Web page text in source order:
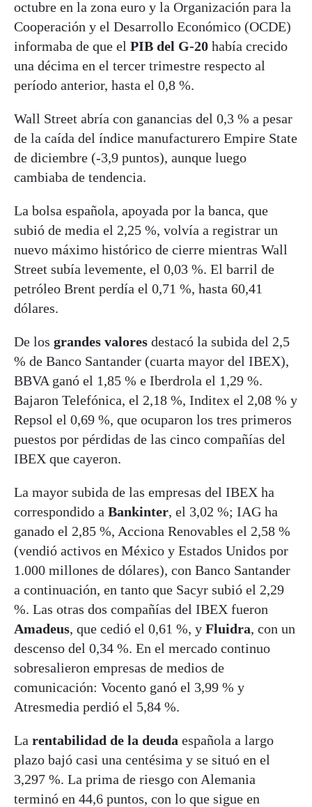
octubre en la zona euro y la Organización para la
Cooperación y el Desarrollo Económico (OCDE)
informaba de que el PIB del G-20 había crecido
una décima en el tercer trimestre respecto al
período anterior, hasta el 0,8 %.
Wall Street abría con ganancias del 0,3 % a pesar
de la caída del índice manufacturero Empire State
de diciembre (-3,9 puntos), aunque luego
cambiaba de tendencia.
La bolsa española, apoyada por la banca, que
subió de media el 2,25 %, volvía a registrar un
nuevo máximo histórico de cierre mientras Wall
Street subía levemente, el 0,03 %. El barril de
petróleo Brent perdía el 0,71 %, hasta 60,41
dólares.
De los grandes valores destacó la subida del 2,5
% de Banco Santander (cuarta mayor del IBEX),
BBVA ganó el 1,85 % e Iberdrola el 1,29 %.
Bajaron Telefónica, el 2,18 %, Inditex el 2,08 % y
Repsol el 0,69 %, que ocuparon los tres primeros
puestos por pérdidas de las cinco compañías del
IBEX que cayeron.
La mayor subida de las empresas del IBEX ha
correspondido a Bankinter, el 3,02 %; IAG ha
ganado el 2,85 %, Acciona Renovables el 2,58 %
(vendió activos en México y Estados Unidos por
1.000 millones de dólares), con Banco Santander
a continuación, en tanto que Sacyr subió el 2,29
%. Las otras dos compañías del IBEX fueron
Amadeus, que cedió el 0,61 %, y Fluidra, con un
descenso del 0,34 %. En el mercado continuo
sobresalieron empresas de medios de
comunicación: Vocento ganó el 3,99 % y
Atresmedia perdió el 5,84 %.
La rentabilidad de la deuda española a largo
plazo bajó casi una centésima y se situó en el
3,297 %. La prima de riesgo con Alemania
terminó en 44,6 puntos, con lo que sigue en